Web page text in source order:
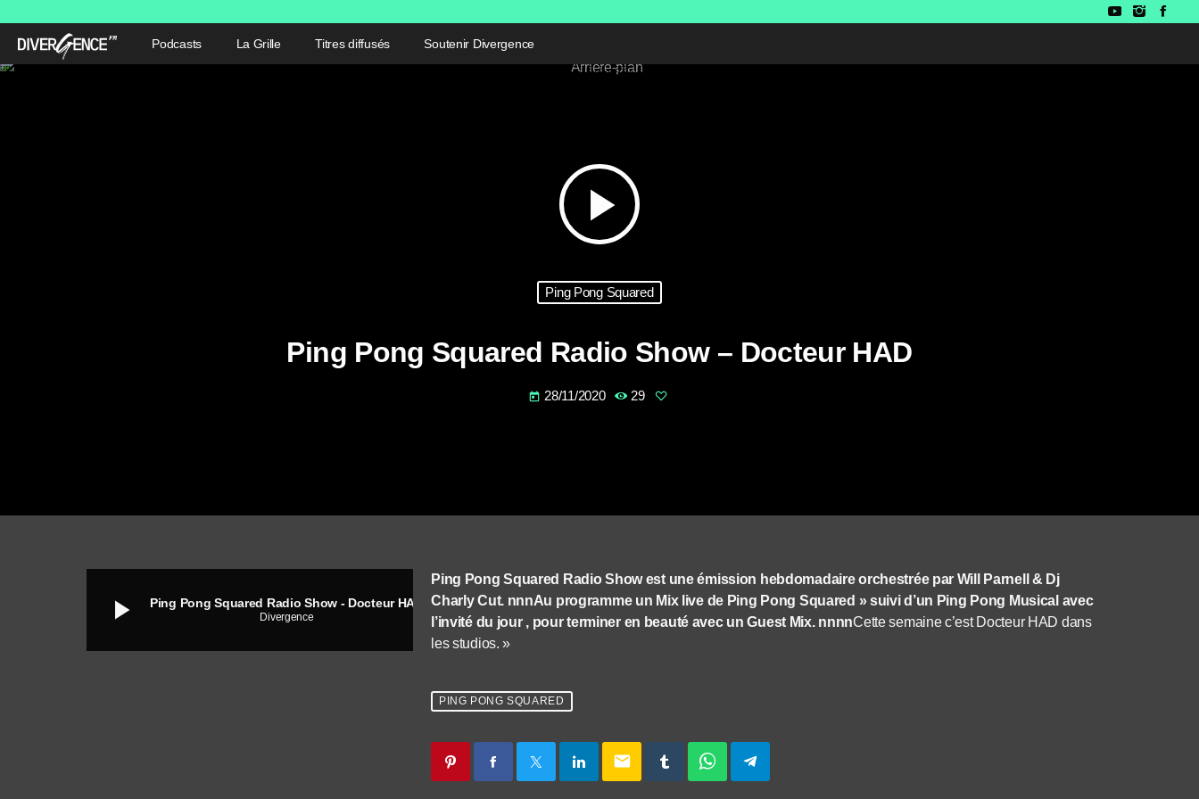
Podcasts La Grille Titres diffusés Soutenir Divergence
play_arrow
Ping Pong Squared
Ping Pong Squared Radio Show – Docteur HAD
today 28/11/2020 29
play_arrow Ping Pong Squared Radio Show - Docteur HAD
Divergence
Ping Pong Squared Radio Show est une émission hebdomadaire orchestrée par Will Parnell & Dj
Charly Cut. nnnAu programme un Mix live de Ping Pong Squared » suivi d’un Ping Pong Musical avec
l’invité du jour , pour terminer en beauté avec un Guest Mix. nnnnCette semaine c’est Docteur HAD dans
les studios. »
PING PONG SQUARED
email